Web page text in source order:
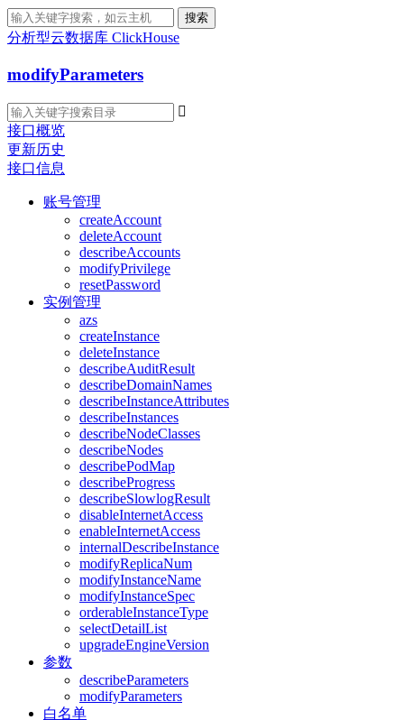
搜索
分析型云数据库 ClickHouse
modifyParameters

接口概览
更新历史
接口信息
账号管理
createAccount
deleteAccount
describeAccounts
modifyPrivilege
resetPassword
实例管理
azs
createInstance
deleteInstance
describeAuditResult
describeDomainNames
describeInstanceAttributes
describeInstances
describeNodeClasses
describeNodes
describePodMap
describeProgress
describeSlowlogResult
disableInternetAccess
enableInternetAccess
internalDescribeInstance
modifyReplicaNum
modifyInstanceName
modifyInstanceSpec
orderableInstanceType
selectDetailList
upgradeEngineVersion
参数
describeParameters
modifyParameters
白名单